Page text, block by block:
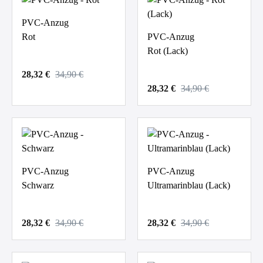
PVC-Anzug
Rot
28,32 € 34,90 €
PVC-Anzug
Rot (Lack)
28,32 € 34,90 €
PVC-Anzug
Schwarz
28,32 € 34,90 €
PVC-Anzug
Ultramarinblau (Lack)
28,32 € 34,90 €